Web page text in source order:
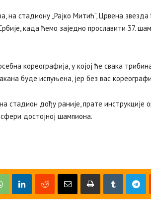
на стадиону „Рајко Митић“, Црвена
када ћемо заједно прославити 37.
кореографија, у којој ће свака
буде испуњена, јер без вас
стадион дођу раније, прате инструкције
достојној шампиона.